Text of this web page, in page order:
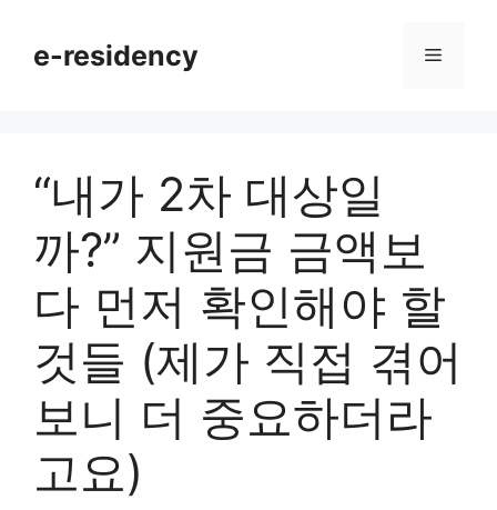
contente-residency Menu
“내가 2차 대상일
까?” 지원금 금액보
다 먼저 확인해야 할
것들 (제가 직접 겪어
보니 더 중요하더라
고요)